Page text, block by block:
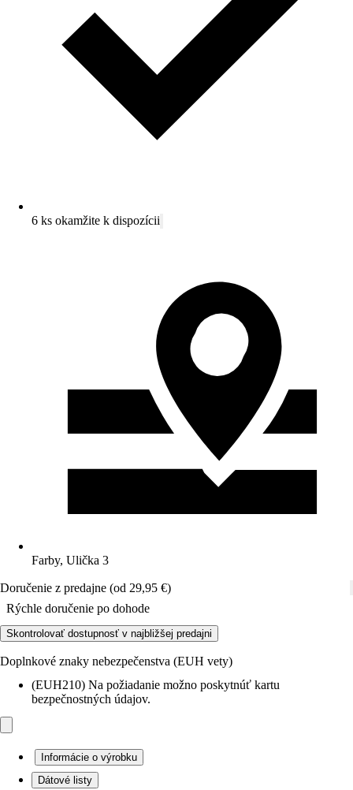
6 ks okamžite k dispozícii
Farby, Ulička 3
Doručenie z predajne (od 29,95 €)
Rýchle doručenie po dohode
Skontrolovať dostupnosť v najbližšej predajni
Doplnkové znaky nebezpečenstva (EUH vety)
(EUH210) Na požiadanie možno poskytnúť kartu
bezpečnostných údajov.
Informácie o výrobku
Dátové listy